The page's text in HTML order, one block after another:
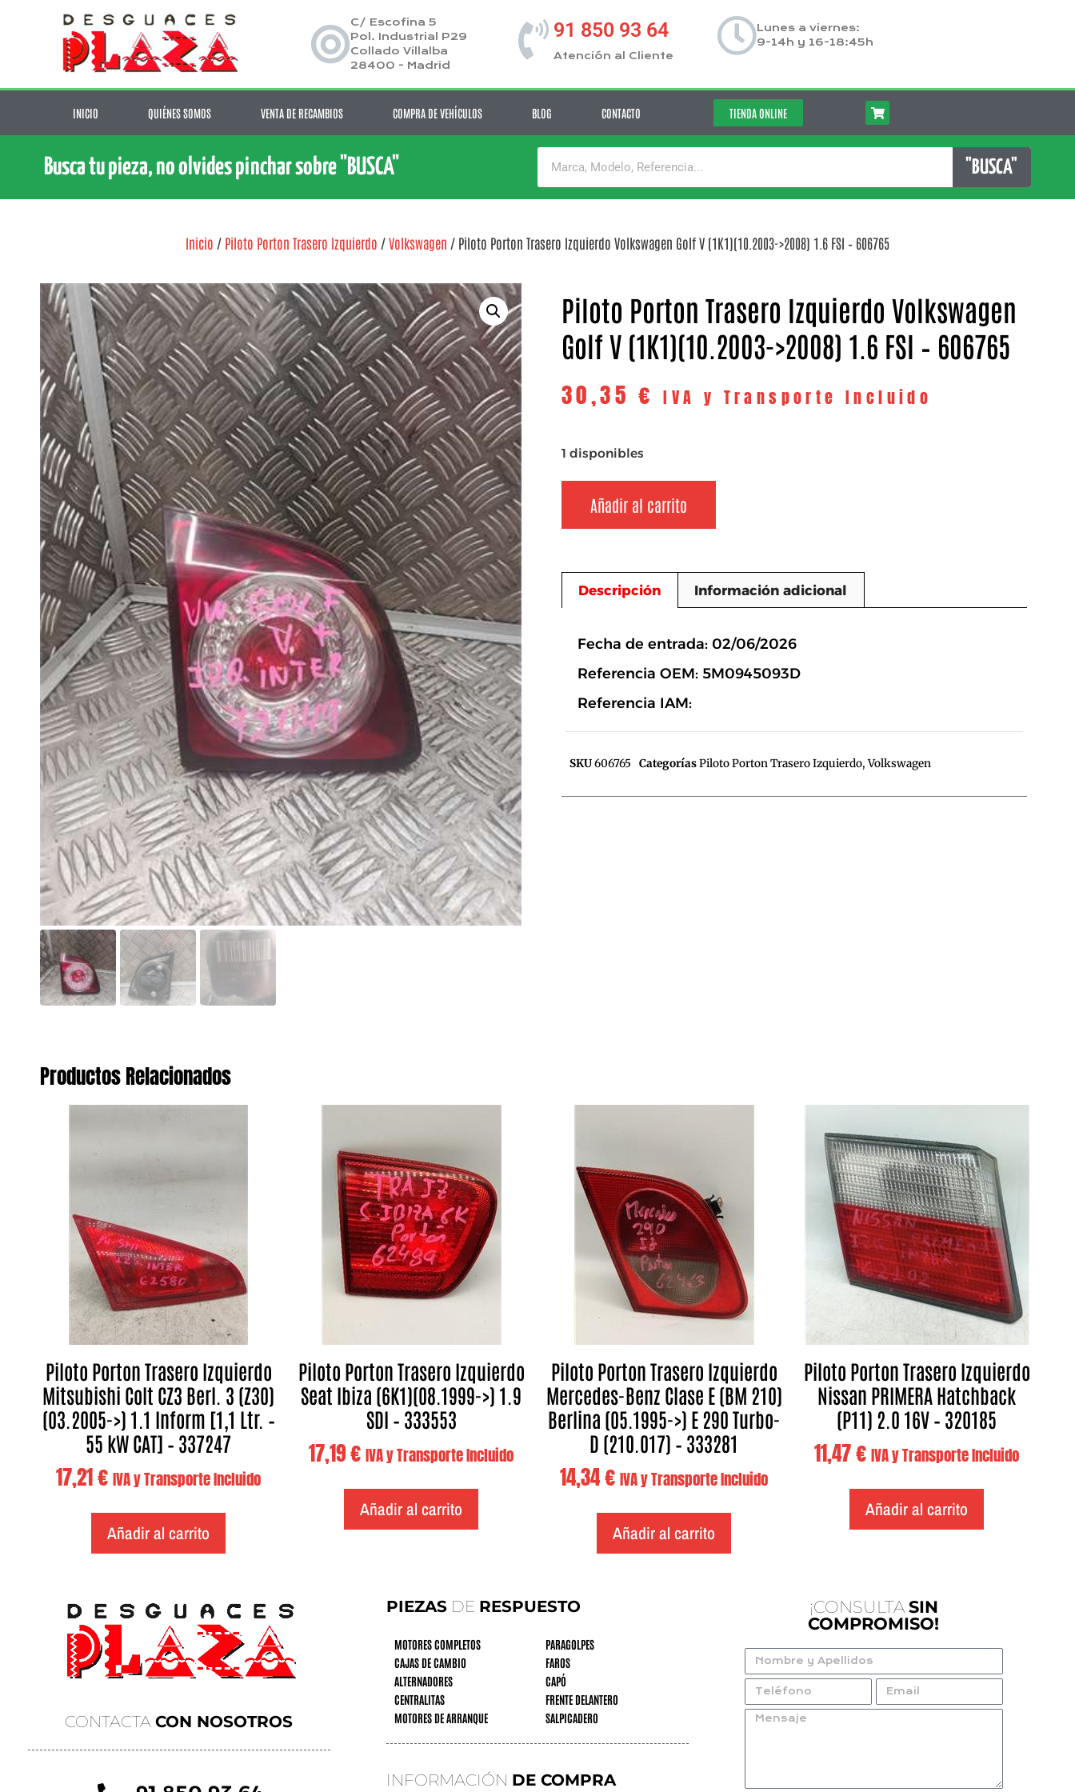
C/ Escofina 5
Pol. Industrial P29
Collado Villalba
28400 - Madrid
91 850 93 64
Atención al Cliente
Lunes a viernes:
9-14h y 16-18:45h
INICIO QUIÉNES SOMOS VENTA DE RECAMBIOS COMPRA DE VEHÍCULOS BLOG CONTACTO TIENDA ONLINE
Busca tu pieza, no olvides pinchar sobre "BUSCA" "BUSCA"
Inicio / Piloto Porton Trasero Izquierdo /Volkswagen / Piloto Porton Trasero Izquierdo Volkswagen Golf V (1K1)(10.2003->2008) 1.6 FSI – 606765
Piloto Porton Trasero Izquierdo Volkswagen
Golf V (1K1)(10.2003->2008) 1.6 FSI – 606765
30,35€ IVA y Transporte Incluido
1 disponibles
Añadir al carrito
Descripción Información adicional
Fecha de entrada: 02/06/2026
Referencia OEM: 5M0945093D
Referencia IAM:
SKU606765 CategoríasPiloto Porton Trasero Izquierdo,Volkswagen
Productos Relacionados
Piloto Porton Trasero Izquierdo
Mitsubishi Colt CZ3 Berl. 3 (Z30)
(03.2005->) 1.1 Inform [1,1 Ltr. –
55 kW CAT] – 337247
17,21€ IVA y Transporte Incluido
Añadir al carrito
Piloto Porton Trasero Izquierdo
Seat Ibiza (6K1)(08.1999->) 1.9
SDI – 333553
17,19€ IVA y Transporte Incluido
Añadir al carrito
Piloto Porton Trasero Izquierdo
Mercedes-Benz Clase E (BM 210)
Berlina (05.1995->) E 290 Turbo-
D (210.017) – 333281
14,34€ IVA y Transporte Incluido
Añadir al carrito
Piloto Porton Trasero Izquierdo
Nissan PRIMERA Hatchback
(P11) 2.0 16V – 320185
11,47€ IVA y Transporte Incluido
Añadir al carrito
CONTACTACON NOSOTROS
PIEZASDE RESPUESTO
MOTORES COMPLETOS
CAJAS DE CAMBIO
ALTERNADORES
CENTRALITAS
MOTORES DE ARRANQUE
PARAGOLPES
FAROS
CAPÓ
FRENTE DELANTERO
SALPICADERO
INFORMACIÓN DE COMPRA
¡CONSULTA SIN
COMPROMISO!